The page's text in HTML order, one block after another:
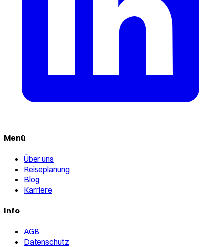
Menü
Über uns
Reiseplanung
Blog
Karriere
Info
AGB
Datenschutz